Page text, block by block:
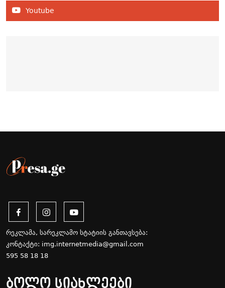
Youtube
რეკლამა, სარეკლამო სტატიის განთავსება:
კონტაქტი: img.internetmedia@gmail.com
595 58 18 18
ბოლო სიახლეები